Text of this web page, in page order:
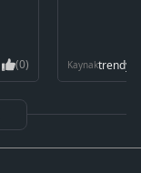
(0) Kaynak